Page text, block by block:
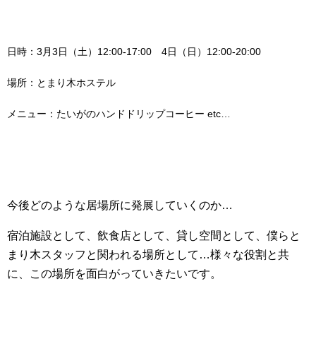
日時：3月3日（土）12:00-17:00 4日（日）12:00-20:00
場所：とまり木ホステル
メニュー：たいがのハンドドリップコーヒー etc…
今後どのような居場所に発展していくのか…
宿泊施設として、飲食店として、貸し空間として、僕らと
まり木スタッフと関われる場所として…様々な役割と共
に、この場所を面白がっていきたいです。